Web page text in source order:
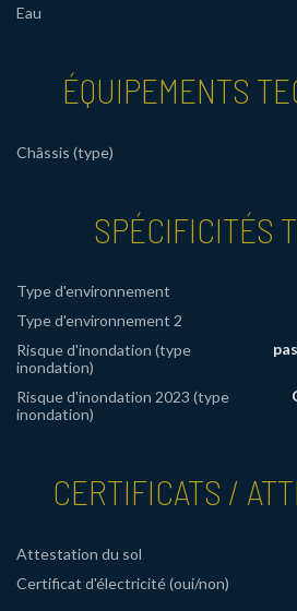
Eau
ÉQUIPEMENTS
Châssis (type)
SPÉCIFICITÉS
Type d'environnement
Type d'environnement 2
Risque d'inondation (type
inondation)
Risque d'inondation 2023 (type
inondation)
CERTIFICATS /
Attestation du sol
Certificat d'électricité (oui/non)